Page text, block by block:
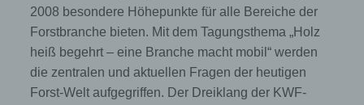
2008 besondere Höhepunkte für alle Bereiche der
Forstbranche bieten. Mit dem Tagungsthema „Holz
heiß begehrt – eine Branche macht mobil“ werden
die zentralen und aktuellen Fragen der heutigen
Forst-Welt aufgegriffen. Der Dreiklang der KWF-